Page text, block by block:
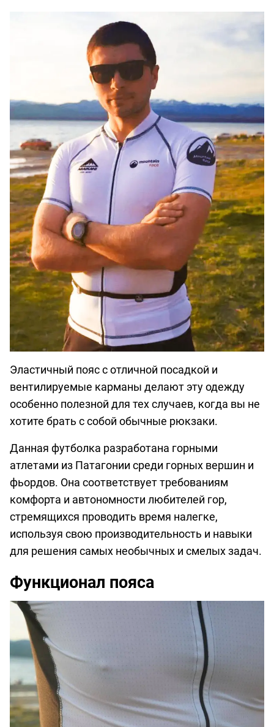
Эластичный пояс с отличной посадкой и
вентилируемые карманы делают эту одежду
особенно полезной для тех случаев, когда вы не
хотите брать с собой обычные рюкзаки.
Данная футболка разработана горными
атлетами из Патагонии среди горных вершин и
фьордов. Она соответствует требованиям
комфорта и автономности любителей гор,
стремящихся проводить время налегке,
используя свою производительность и навыки
для решения самых необычных и смелых задач.
Функционал пояса